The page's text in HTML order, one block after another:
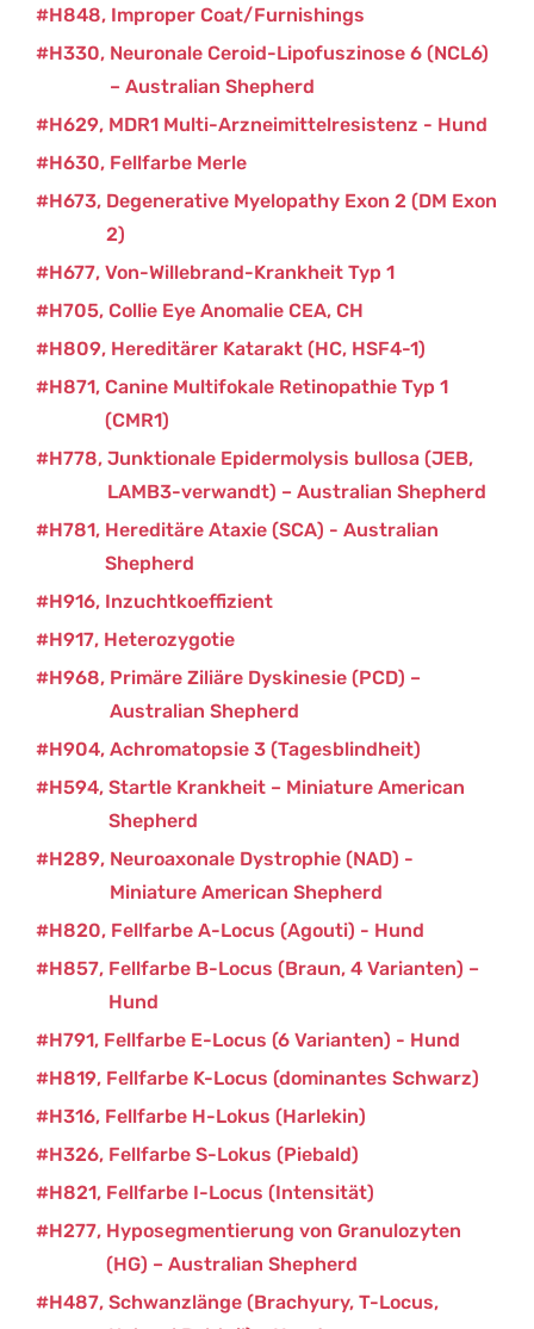
Improper Coat/Furnishings
H848
Neuronale Ceroid-Lipofuszinose 6 (NCL6)
– Australian Shepherd
H330
MDR1 Multi-Arzneimittelresistenz - Hund
H629
Fellfarbe Merle
H630
Degenerative Myelopathy Exon 2 (DM Exon
2)
H673
Von-Willebrand-Krankheit Typ 1
H677
Collie Eye Anomalie CEA, CH
H705
Hereditärer Katarakt (HC, HSF4-1)
H809
Canine Multifokale Retinopathie Typ 1
(CMR1)
H871
Junktionale Epidermolysis bullosa (JEB,
LAMB3-verwandt) – Australian Shepherd
H778
Hereditäre Ataxie (SCA) - Australian
Shepherd
H781
Inzuchtkoeffizient
H916
Heterozygotie
H917
Primäre Ziliäre Dyskinesie (PCD) –
Australian Shepherd
H968
Achromatopsie 3 (Tagesblindheit)
H904
Startle Krankheit – Miniature American
Shepherd
H594
Neuroaxonale Dystrophie (NAD) -
Miniature American Shepherd
H289
Fellfarbe A-Locus (Agouti) - Hund
H820
Fellfarbe B-Locus (Braun, 4 Varianten) –
Hund
H857
Fellfarbe E-Locus (6 Varianten) - Hund
H791
Fellfarbe K-Locus (dominantes Schwarz)
H819
Fellfarbe H-Lokus (Harlekin)
H316
Fellfarbe S-Lokus (Piebald)
H326
Fellfarbe I-Locus (Intensität)
H821
Hyposegmentierung von Granulozyten
(HG) – Australian Shepherd
H277
Schwanzlänge (Brachyury, T-Locus,
H487